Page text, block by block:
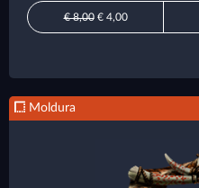
€ 8,00€ 4,00
Moldura